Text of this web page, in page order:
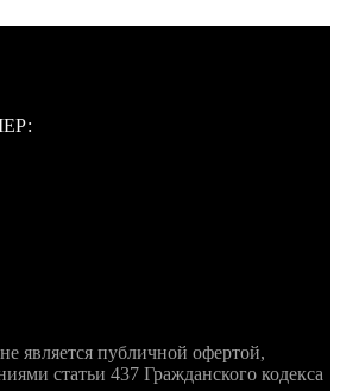
является публичной офертой,
статьи 437 Гражданского кодекса